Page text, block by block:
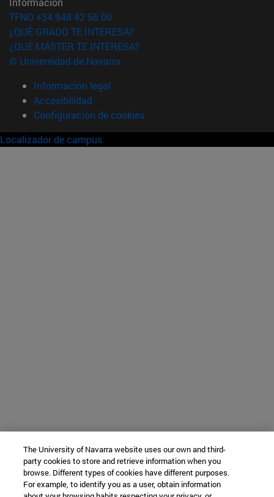
TFNO +34 948 42 56 00
¿QUÉ GRADO TE INTERESA?
¿QUÉ MÁSTER TE INTERESA?
© Universidad de Navarra
Información legal
Accesibilidad
Configuración de cookies
Localizador de campus
The University of Navarra website uses our own and third-
party cookies to store and retrieve information when you
browse. Different types of cookies have different purposes.
For example, to identify you as a user, obtain information